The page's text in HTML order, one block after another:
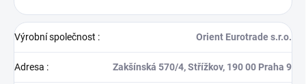
Výrobní společnost : Orient Eurotrade s.r.o.
Adresa : Zakšínská 570/4, Střížkov, 190 00 Praha 9